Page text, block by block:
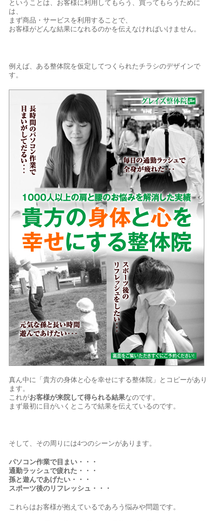
ということは、お客様に利用してもらう、買ってもらうために
は、
まず商品・サービスを利用することで、
お客様がどんな結果になれるのかを伝えなければいけません。
例えば、ある整体院を仮定してつくられたチラシのデザインで
す。
真ん中に「貴方の身体と心を幸せにする整体院」とコピーがあり
ます。
これがお客様が来院して得られる結果なのです。
まず最初に目がいくところで結果を伝えているのです。
そして、その周りには4つのシーンがあります。
パソコン作業で目まい・・・
通勤ラッシュで疲れた・・・
孫と遊んであげたい・・・
スポーツ後のリフレッシュ・・・
これらはお客様が抱えているであろう悩みや問題です。